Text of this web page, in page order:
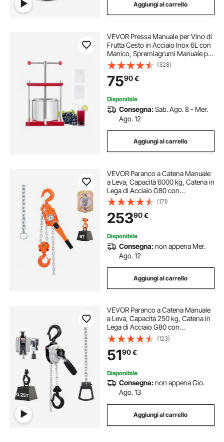
Aggiungi al carrello
VEVOR Pressa Manuale per Vino di
Frutta Cesto in Acciaio Inox 6L con
Manico, Spremiagrumi Manuale per
Bevande Alcoliche Pressa per
Sidro, Mela, Uva, Tintura, Miele,
Olio d'Oliva Cucina, Casa
(328)
7590€
Disponibile
Consegna:Sab. Ago. 8 - Mer.
Ago. 12
Aggiungi al carrello
VEVOR Paranco a Catena Manuale
a Leva, Capacità 6000 kg, Catena in
Lega di Acciaio G80 con
Sollevamento di 6 m e Freno
Meccanico a Doppio Nottolino,
Ganci Rotanti, per Magazzino
Garage
(171)
25390€
Disponibile
Consegna:non appena Mer.
Ago. 12
Aggiungi al carrello
VEVOR Paranco a Catena Manuale
a Leva, Capacità 250 kg, Catena in
Lega di Acciaio G80 con
Sollevamento di 3 m e Freno
Meccanico a Doppio Nottolino,
Ganci Rotanti, per Magazzino
Garage
(123)
5190€
Disponibile
Consegna:non appena Gio.
Ago. 13
Aggiungi al carrello